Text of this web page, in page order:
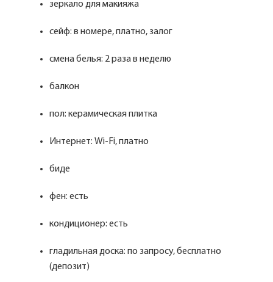
зеркало для макияжа
сейф: в номере, платно, залог
смена белья: 2 раза в неделю
балкон
пол: керамическая плитка
Интернет: Wi-Fi, платно
биде
фен: есть
кондиционер: есть
гладильная доска: по запросу, бесплатно
(депозит)